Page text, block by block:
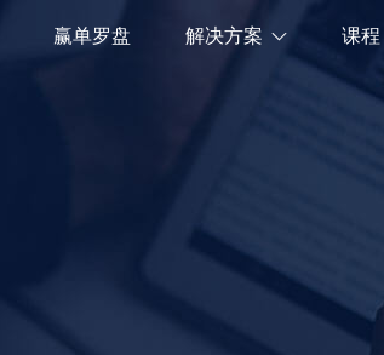
赢单罗盘 解决方案  课程